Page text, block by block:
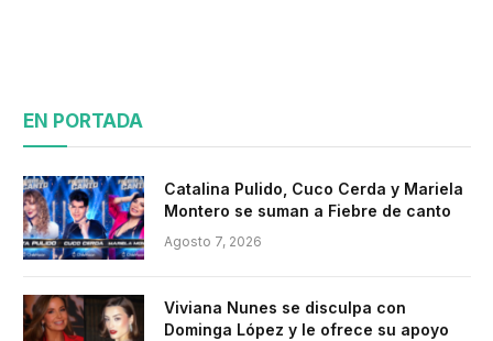
EN PORTADA
Catalina Pulido, Cuco Cerda y Mariela
Montero se suman a Fiebre de canto
Agosto 7, 2026
Viviana Nunes se disculpa con
Dominga López y le ofrece su apoyo